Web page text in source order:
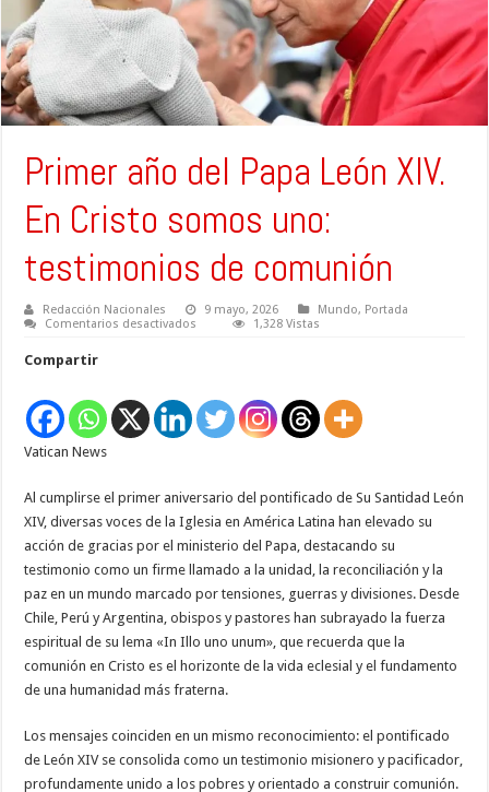
Primer año del Papa León XIV.
En Cristo somos uno:
testimonios de comunión
Redacción Nacionales 9 mayo, 2026 Mundo, Portada
Comentarios desactivados
XIV.
En
Cristo
de
1,328 Vistas
Compartir
Vatican News
Al cumplirse el primer aniversario del pontificado de Su Santidad León
XIV, diversas voces de la Iglesia en América Latina han elevado su
acción de gracias por el ministerio del Papa, destacando su
testimonio como un firme llamado a la unidad, la reconciliación y la
paz en un mundo marcado por tensiones, guerras y divisiones. Desde
Chile, Perú y Argentina, obispos y pastores han subrayado la fuerza
espiritual de su lema «In Illo uno unum», que recuerda que la
comunión en Cristo es el horizonte de la vida eclesial y el fundamento
de una humanidad más fraterna.
Los mensajes coinciden en un mismo reconocimiento: el pontificado
de León XIV se consolida como un testimonio misionero y pacificador,
profundamente unido a los pobres y orientado a construir comunión.